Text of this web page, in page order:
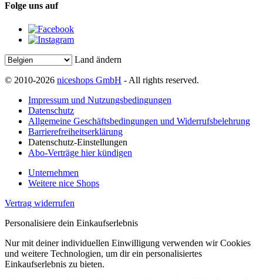
Folge uns auf
Land ändern
© 2010-2026 niceshops GmbH - All rights reserved.
Impressum und Nutzungsbedingungen
Datenschutz
Allgemeine Geschäftsbedingungen und Widerrufsbelehrung
Barrierefreiheitserklärung
Datenschutz-Einstellungen
Abo-Verträge hier kündigen
Unternehmen
Weitere nice Shops
Vertrag widerrufen
Personalisiere dein Einkaufserlebnis
Nur mit deiner individuellen Einwilligung verwenden wir Cookies
und weitere Technologien, um dir ein personalisiertes
Einkaufserlebnis zu bieten.